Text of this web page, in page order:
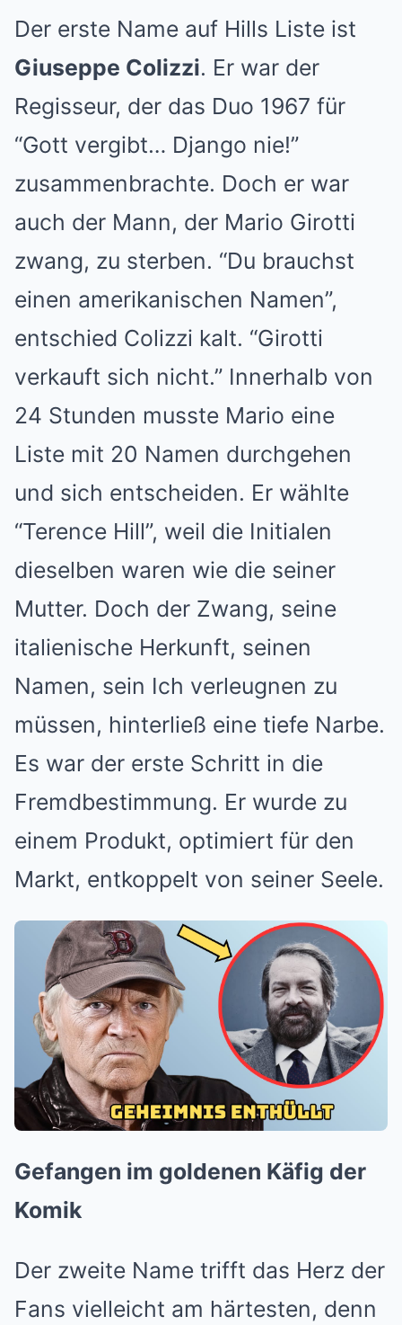
Der erste Name auf Hills Liste ist
Giuseppe Colizzi. Er war der
Regisseur, der das Duo 1967 für
“Gott vergibt… Django nie!”
zusammenbrachte. Doch er war
auch der Mann, der Mario Girotti
zwang, zu sterben. “Du brauchst
einen amerikanischen Namen”,
entschied Colizzi kalt. “Girotti
verkauft sich nicht.” Innerhalb von
24 Stunden musste Mario eine
Liste mit 20 Namen durchgehen
und sich entscheiden. Er wählte
“Terence Hill”, weil die Initialen
dieselben waren wie die seiner
Mutter. Doch der Zwang, seine
italienische Herkunft, seinen
Namen, sein Ich verleugnen zu
müssen, hinterließ eine tiefe Narbe.
Es war der erste Schritt in die
Fremdbestimmung. Er wurde zu
einem Produkt, optimiert für den
Markt, entkoppelt von seiner Seele.
Gefangen im goldenen Käfig der
Komik
Der zweite Name trifft das Herz der
Fans vielleicht am härtesten, denn